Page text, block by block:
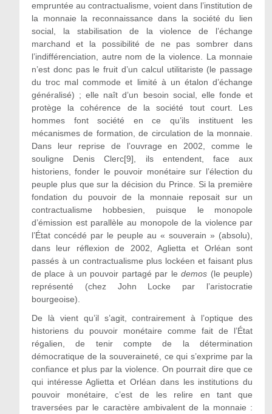
empruntée au contractualisme, voient dans l’institution de
la monnaie la reconnaissance dans la société du lien
social, la stabilisation de la violence de l’échange
marchand et la possibilité de ne pas sombrer dans
l’indifférenciation, autre nom de la violence. La monnaie
n’est donc pas le fruit d’un calcul utilitariste (le passage
du troc mal commode et limité à un étalon d’échange
généralisé) ; elle naît d’un besoin social, elle fonde et
protège la cohérence de la société tout court. Les
hommes font société en ce qu’ils instituent les
mécanismes de formation, de circulation de la monnaie.
Dans leur reprise de l’ouvrage en 2002, comme le
souligne Denis Clerc[9] , ils entendent, face aux
historiens, fonder le pouvoir monétaire sur l’élection du
peuple plus que sur la décision du Prince. Si la première
fondation du pouvoir de la monnaie reposait sur un
contractualisme hobbesien, puisque le monopole
d’émission est parallèle au monopole de la violence par
l’État concédé par le peuple au « souverain » (absolu),
dans leur réflexion de 2002, Aglietta et Orléan sont
passés à un contractualisme plus lockéen et faisant plus
de place à un pouvoir partagé par ledemos (le peuple)
représenté (chez John Locke par l’aristocratie
bourgeoise).
De là vient qu’il s’agit, contrairement à l’optique des
historiens du pouvoir monétaire comme fait de l’État
régalien, de tenir compte de la détermination
démocratique de la souveraineté, ce qui s’exprime par la
confiance et plus par la violence. On pourrait dire que ce
qui intéresse Aglietta et Orléan dans les institutions du
pouvoir monétaire, c’est de les relire en tant que
traversées par le caractère ambivalent de la monnaie :